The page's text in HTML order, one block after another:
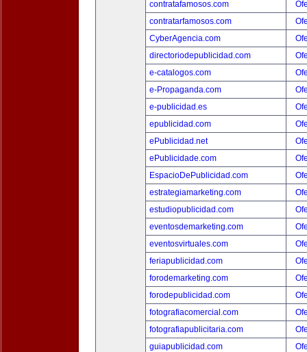
contratafamosos.com
contratarfamosos.com
CyberAgencia.com
directoriodepublicidad.com
e-catalogos.com
e-Propaganda.com
e-publicidad.es
epublicidad.com
ePublicidad.net
ePublicidade.com
EspacioDePublicidad.com
estrategiamarketing.com
estudiopublicidad.com
eventosdemarketing.com
eventosvirtuales.com
feriapublicidad.com
forodemarketing.com
forodepublicidad.com
fotografiacomercial.com
fotografiapublicitaria.com
guiapublicidad.com